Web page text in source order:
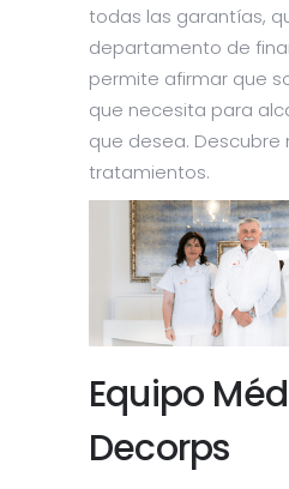
todas las garantías,
departamento de
permite afirmar que
que necesita para
que desea. Descubre
tratamientos.
Equipo
Decorps